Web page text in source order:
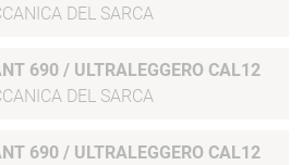
DEL SARCA
690 / ULTRALEGGERO CAL12
DEL SARCA
690 / ULTRALEGGERO CAL12